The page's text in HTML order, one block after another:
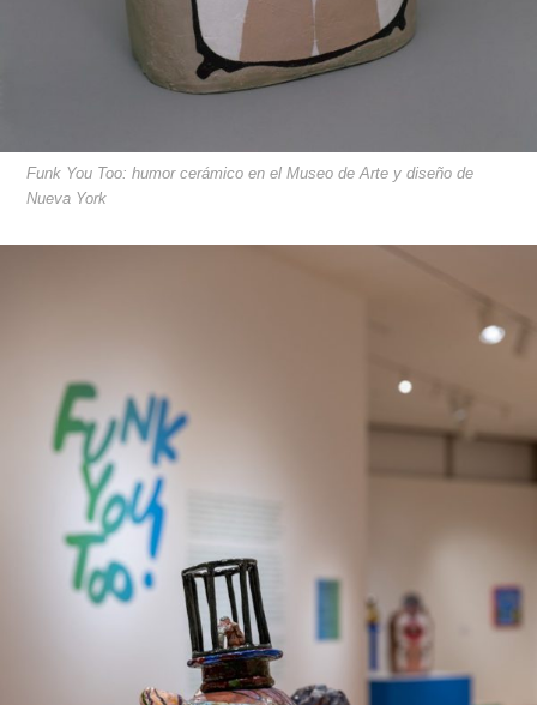
Funk You Too: humor cerámico en el Museo de Arte y diseño de
Nueva York